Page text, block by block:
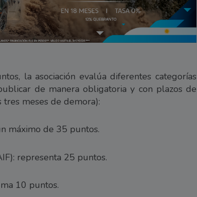
la asociación evalúa diferentes categorías
de manera obligatoria y con plazos de
meses de demora):
máximo de 35 puntos.
representa 25 puntos.
10 puntos.